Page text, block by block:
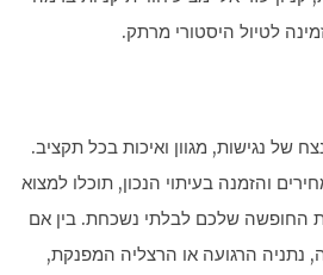
לטיול היסטורי מרתק.
נגישות, מגוון ואיכות בכל תקציב.
והזמנה בעיתוי הנכון, תוכלו למצוא
החופשה שלכם לבלתי נשכחת. בין אם
הרגועה או הרצליה המפנקת,